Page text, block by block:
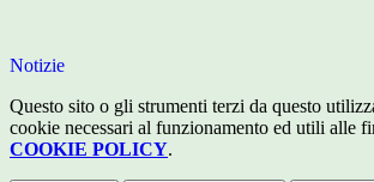
Notizie
Questo sito o gli strumenti terzi da questo
cookie necessari al funzionamento ed utili alle
COOKIE POLICY.